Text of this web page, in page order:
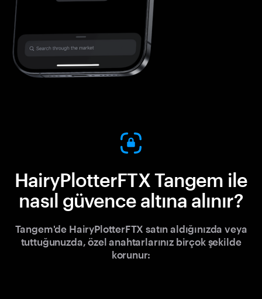
HairyPlotterFTX Tangem ile
nasıl güvence altına alınır?
Tangem'de HairyPlotterFTX satın aldığınızda veya
tuttuğunuzda, özel anahtarlarınız birçok şekilde
korunur: